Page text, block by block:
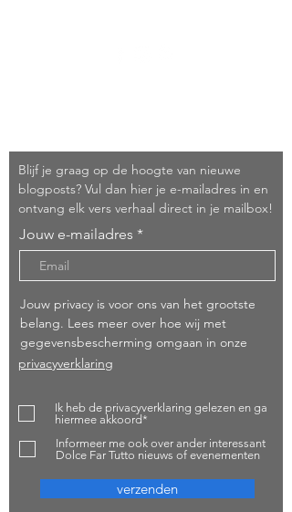
Blijf je graag op de hoogte van nieuwe
blogposts? Vul dan hier je e-mailadres in en
ontvang elk vers verhaal direct in je mailbox!
Jouw e-mailadres
privacyverklaring
Jouw privacy is voor ons van het grootste
belang. Lees meer over hoe wij met
gegevensbescherming omgaan in onze
Ik heb de privacyverklaring gelezen en ga
hiermee akkoord*
Informeer me ook over ander interessant
Dolce Far Tutto nieuws of evenementen
verzenden